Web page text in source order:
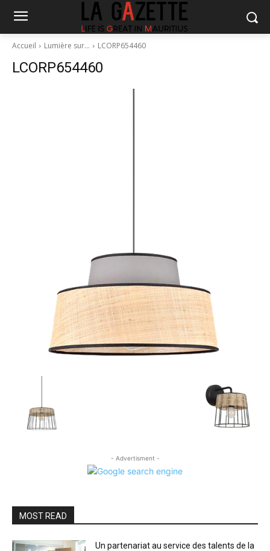
Accueil Lumière sur… LCORP654460
LCORP654460
- Advertisment -
MOST READ
Un partenariat au service des talents de la